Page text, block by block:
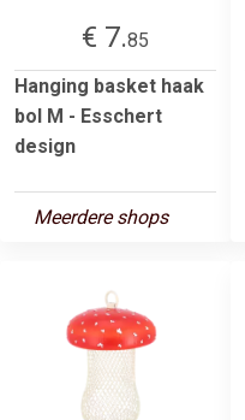
€ 7.85
Hanging basket haak
bol M - Esschert
design
Meerdere shops